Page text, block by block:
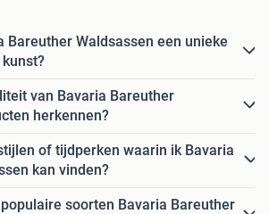
Bareuther Waldsassen een unieke
van Bavaria Bareuther
herkennen?
of tijdperken waarin ik Bavaria
kan vinden?
soorten Bavaria Bareuther